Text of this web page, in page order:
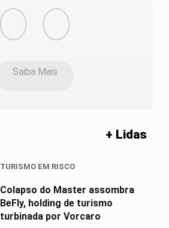
Saiba Mais
+ Lidas
TURISMO EM RISCO
Colapso do Master assombra
BeFly, holding de turismo
turbinada por Vorcaro